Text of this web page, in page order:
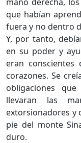
que habían
fuera y no dentro
Y, por tanto,
en su poder y
eran
corazones. Se
obligaciones
llevaran las
extorsionadores y
pie del monte
duro.